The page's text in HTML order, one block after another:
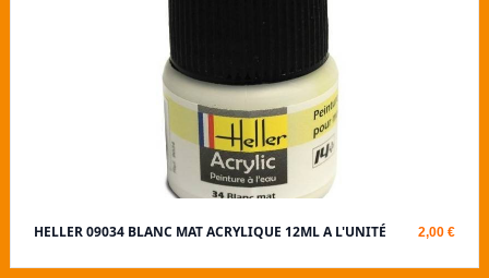
HELLER 09034 BLANC MAT ACRYLIQUE 12ML A L'UNITÉ 2,00 €